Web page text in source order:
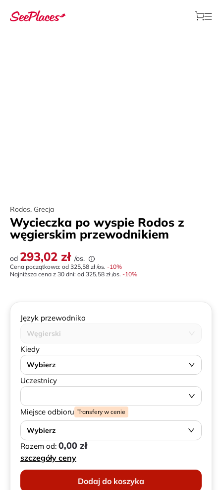
Rodos, Grecja
Wycieczka po wyspie Rodos z
węgierskim przewodnikiem
od 293,02 zł /os.
Cena początkowa: od 325,58 zł /os. -10%
Najniższa cena z 30 dni: od 325,58 zł /os. -10%
Język przewodnika
Węgierski
Kiedy
Wybierz
Uczestnicy
Miejsce odbioru Transfery w cenie
Wybierz
Razem od: 0,00 zł
szczegóły ceny
Dodaj do koszyka